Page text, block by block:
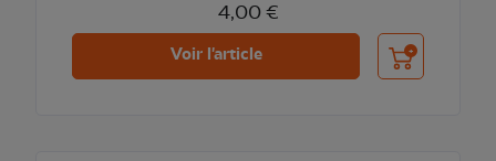
4,00 €
Voir l'article Ajouter au